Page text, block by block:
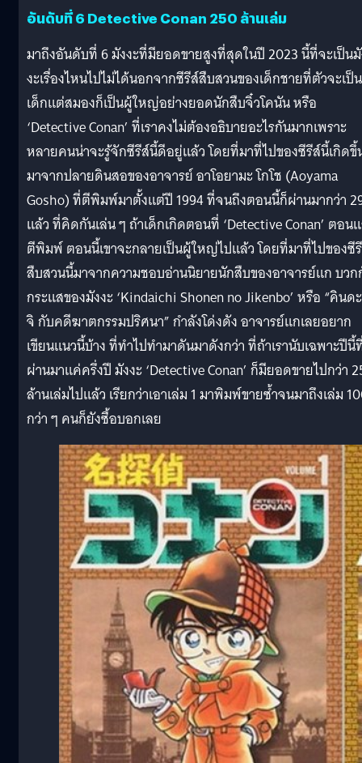
อันดับที่ 6 Detective Conan 250 ล้านเล่ม
มาถึงอันดับที่ 6 มังงะที่มียอดขายสูงที่สุดในปี 2023 นี้ที่จะเป็น
งะเรื่องไหนไปไม่ได้นอกจากซีรีส์สืบสวนของเด็กชายที่ตัวจะเป็น
เด็กแต่สมองก็เป็นผู้ใหญ่อย่างยอดนักสืบจิ๋วโคนัน หรือ
‘Detective Conan’ ที่เราคงไม่ต้องอธิบายอะไรกันมากเพราะ
หลายคนน่าจะรู้จักซีรีส์นี้ดีอยู่แล้ว โดยที่มาที่ไปของซีรีส์นี้เกิดขึ้
มาจากปลายดินสอของอาจารย์ อาโอยามะ โกโช (Aoyama
Gosho) ที่ตีพิมพ์มาตั้งแต่ปี 1994 ที่จนถึงตอนนี้ก็ผ่านมากว่า
แล้ว ที่คิดกันเล่น ๆ ถ้าเด็กเกิดตอนที่ ‘Detective Conan’ ตอน
ตีพิมพ์ ตอนนี้เขาจะกลายเป็นผู้ใหญ่ไปแล้ว โดยที่มาที่ไปของซี
สืบสวนนี้มาจากความชอบอ่านนิยายนักสืบของอาจารย์แก บว
กระแสของมังงะ ‘Kindaichi Shonen no Jikenbo’ หรือ “คินด
จิ กับคดีฆาตกรรมปริศนา” กำลังโด่งดัง อาจารย์แกเลยอยาก
เขียนแนวนี้บ้าง ที่ทำไปทำมาดันมาดังกว่า ที่ถ้าเรานับเฉพาะปีนี้
ผ่านมาแค่ครึ่งปี มังงะ ‘Detective Conan’ ก็มียอดขายไปกว่า
ล้านเล่มไปแล้ว เรียกว่าเอาเล่ม 1 มาพิมพ์ขายซ้ำจนมาถึงเล่ม
กว่า ๆ คนก็ยังซื้อบอกเลย